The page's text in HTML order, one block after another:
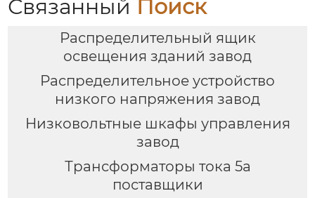
Связанный Поиск
Распределительный ящик
освещения зданий завод
Распределительное устройство
низкого напряжения завод
Низковольтные шкафы управления
завод
Трансформаторы тока 5а
поставщики